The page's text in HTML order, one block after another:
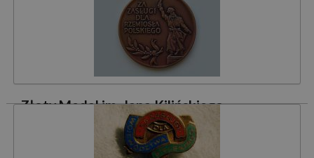
Złoty Medal im. Jana Kilińskiego